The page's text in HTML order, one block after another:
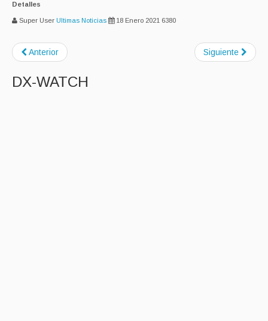
Detalles
Super User Ultimas Noticias 18 Enero 2021 6380
Anterior Siguiente
DX-WATCH